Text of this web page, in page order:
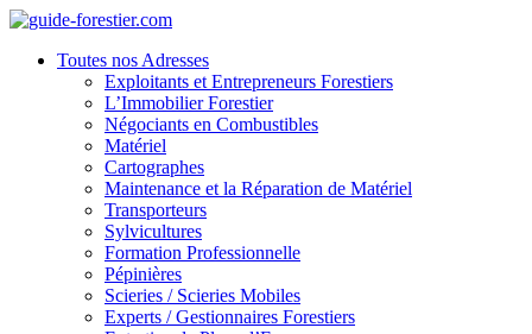
Toutes nos Adresses
Exploitants et Entrepreneurs Forestiers
L’Immobilier Forestier
Négociants en Combustibles
Matériel
Cartographes
Maintenance et la Réparation de Matériel
Transporteurs
Sylvicultures
Formation Professionnelle
Pépinières
Scieries / Scieries Mobiles
Experts / Gestionnaires Forestiers